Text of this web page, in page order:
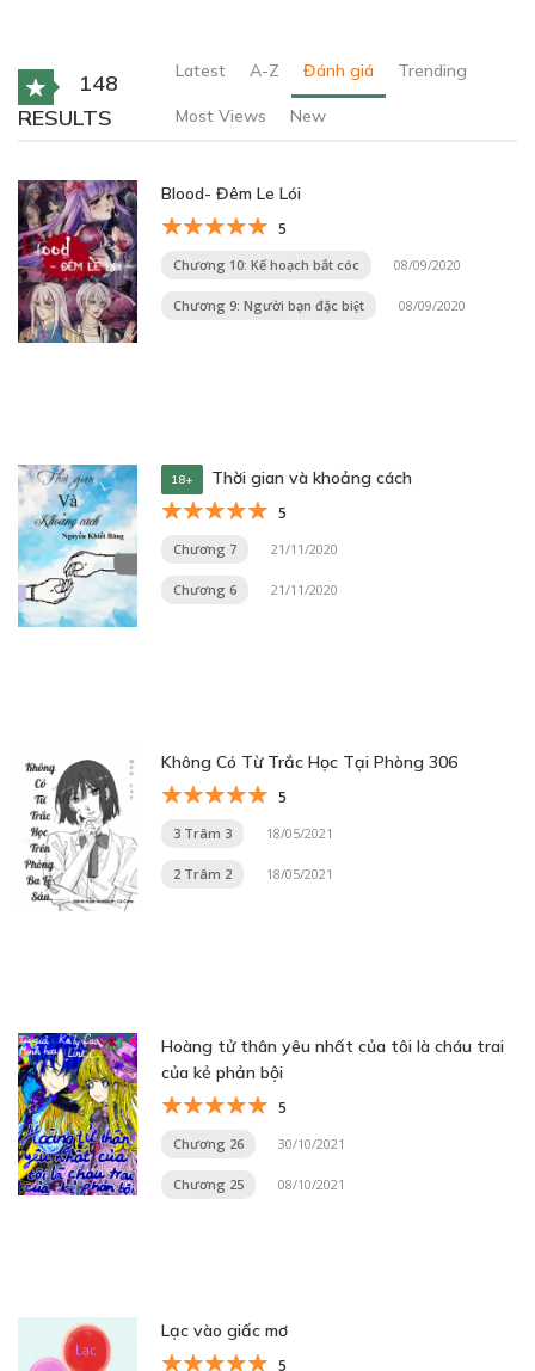
148
RESULTS
Latest A-Z Đánh giá Trending
Most Views New
Blood- Đêm Le Lói
5
Chương 10: Kế hoạch bắt cóc 08/09/2020
Chương 9: Người bạn đặc biệt 08/09/2020
18+ Thời gian và khoảng cách
5
Chương 7 21/11/2020
Chương 6 21/11/2020
Không Có Từ Trắc Học Tại Phòng 306
5
3 Trâm 3 18/05/2021
2 Trâm 2 18/05/2021
Hoàng tử thân yêu nhất của tôi là cháu trai
của kẻ phản bội
5
Chương 26 30/10/2021
Chương 25 08/10/2021
Lạc vào giấc mơ
5